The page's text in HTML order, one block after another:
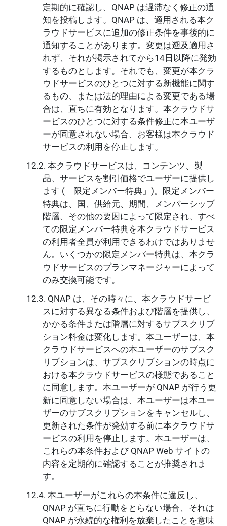
定期的に確認し、QNAP は遅滞なく修正の通
知を投稿します。QNAP は、適用される本ク
ラウドサービスに追加の修正条件を事後的に
通知することがあります。変更は遡及適用さ
れず、それが掲示されてから14日以降に発効
するものとします。それでも、変更が本クラ
ウドサービスのひとつに対する新機能に関す
るもの、または法的理由による変更である場
合は、直ちに有効となります。本クラウドサ
ービスのひとつに対する条件修正に本ユーザ
ーが同意されない場合、お客様は本クラウド
サービスの利用を停止します。
本クラウドサービスは、コンテンツ、製
品、サービスを割引価格でユーザーに提供し
ます (「限定メンバー特典」)。限定メンバー
特典は、国、供給元、期間、メンバーシップ
階層、その他の要因によって限定され、すべ
ての限定メンバー特典を本クラウドサービス
の利用者全員が利用できるわけではありませ
ん。いくつかの限定メンバー特典は、本クラ
ウドサービスのプランマネージャーによって
のみ交換可能です。
QNAP は、その時々に、本クラウドサービ
スに対する異なる条件および階層を提供し、
かかる条件または階層に対するサブスクリプ
ション料金は変化します。本ユーザーは、本
クラウドサービスへの本ユーザーのサブスク
リプションは、サブスクリプションの時点に
おける本クラウドサービスの様態であること
に同意します。本ユーザーが QNAP が行う更
新に同意しない場合は、本ユーザーは本ユー
ザーのサブスクリプションをキャンセルし、
更新された条件が発効する前に本クラウドサ
ービスの利用を停止します。本ユーザーは、
これらの本条件および QNAP Web サイトの
内容を定期的に確認することが推奨されま
す。
本ユーザーがこれらの本条件に違反し、
QNAP が直ちに行動をとらない場合、それは
QNAP が永続的な権利を放棄したことを意味